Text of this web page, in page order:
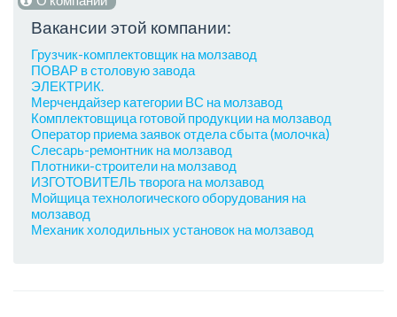
Вакансии этой компании:
Грузчик-комплектовщик на молзавод
ПОВАР в столовую завода
ЭЛЕКТРИК.
Мерчендайзер категории ВС на молзавод
Комплектовщица готовой продукции на молзавод
Оператор приема заявок отдела сбыта (молочка)
Слесарь-ремонтник на молзавод
Плотники-строители на молзавод
ИЗГОТОВИТЕЛЬ творога на молзавод
Мойщица технологического оборудования на
молзавод
Механик холодильных установок на молзавод